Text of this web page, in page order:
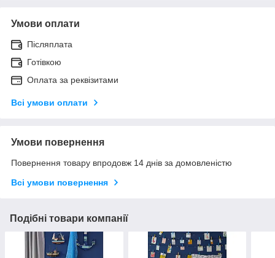
Умови оплати
Післяплата
Готівкою
Оплата за реквізитами
Всі умови оплати
Умови повернення
Повернення товару впродовж 14 днів за домовленістю
Всі умови повернення
Подібні товари компанії